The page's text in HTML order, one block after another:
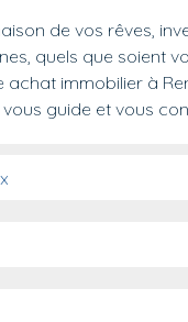
de vos rêves,
quels que soient
immobilier à
vous guide et vous